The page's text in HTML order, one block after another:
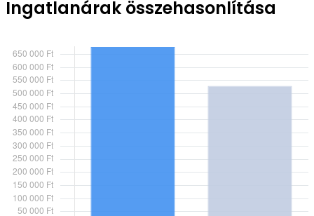
Ingatlanárak összehasonlítása